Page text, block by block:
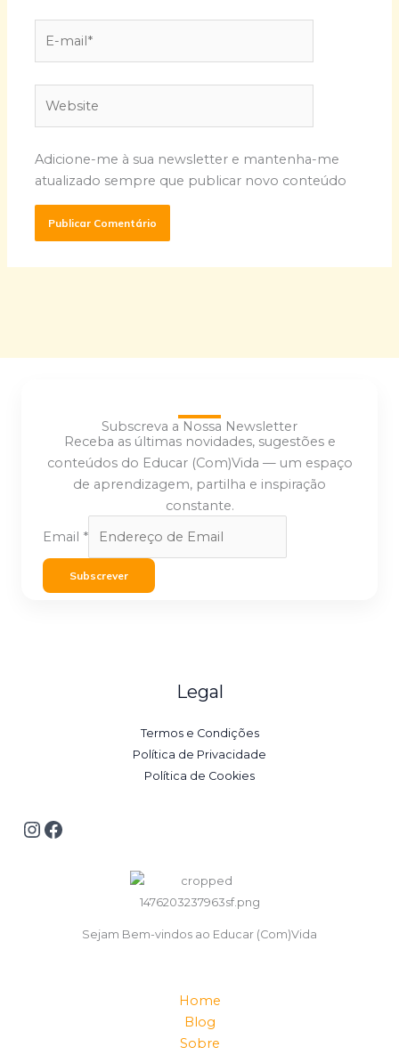
Adicione-me à sua newsletter e mantenha-me
atualizado sempre que publicar novo conteúdo
Subscreva a Nossa Newsletter
Receba as últimas novidades, sugestões e
conteúdos do Educar (Com)Vida — um espaço
de aprendizagem, partilha e inspiração
constante.
Email *
Subscrever
Legal
Termos e Condições
Política de Privacidade
Política de Cookies
Sejam Bem-vindos ao Educar (Com)Vida
Home
Blog
Sobre